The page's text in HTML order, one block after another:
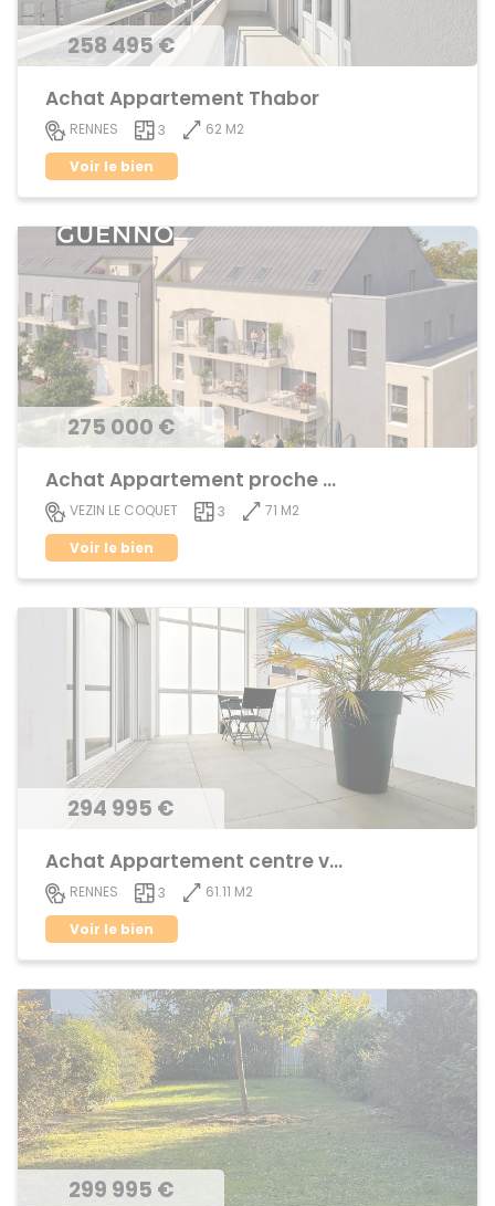
258 495 €
Achat Appartement Thabor
RENNES 3
62 M2
Voir le bien
275 000 €
Achat Appartement proche centre ville
VEZIN LE COQUET 3
71 M2
Voir le bien
294 995 €
Achat Appartement centre ville
RENNES 3
61.11 M2
Voir le bien
299 995 €